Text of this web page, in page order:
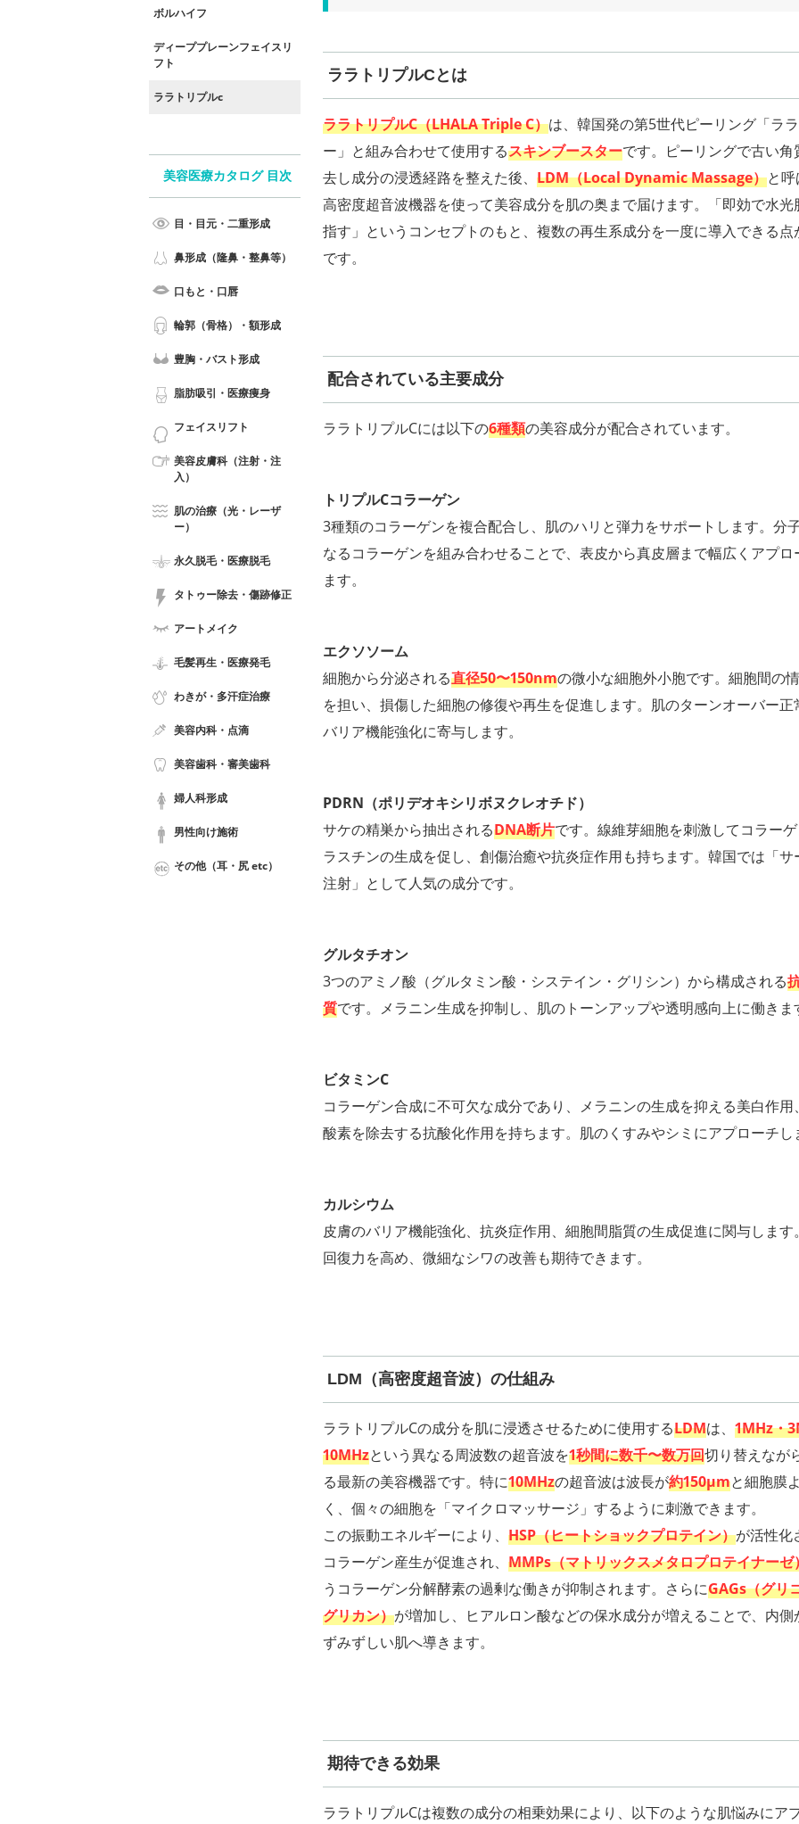
ララトリプルCとは
ララトリプルC（LHALA Triple C）は、韓国発の第5世代ピーリング「ラ
ー」と組み合わせて使用するスキンブースターです。ピーリングで古い角
去し成分の浸透経路を整えた後、 LDM（Local Dynamic Massage）と
高密度超音波機器を使って美容成分を肌の奥まで届けます。「即効で水光
指す」というコンセプトのもと、複数の再生系成分を一度に導入できる点
です。
配合されている主要成分
ララトリプルCには以下の6種類の美容成分が配合されています。
トリプルCコラーゲン
3種類のコラーゲンを複合配合し、肌のハリと弾力をサポートします。分
なるコラーゲンを組み合わせることで、表皮から真皮層まで幅広くアプロ
ます。
エクソソーム
細胞から分泌される直径50〜150nmの微小な細胞外小胞です。細胞間の
を担い、損傷した細胞の修復や再生を促進します。肌のターンオーバー正
バリア機能強化に寄与します。
PDRN（ポリデオキシリボヌクレオチド）
サケの精巣から抽出されるDNA断片です。線維芽細胞を刺激してコラー
ラスチンの生成を促し、創傷治癒や抗炎症作用も持ちます。韓国では「サ
注射」として人気の成分です。
グルタチオン
3つのアミノ酸（グルタミン酸・システイン・グリシン）から構成される
質です。メラニン生成を抑制し、肌のトーンアップや透明感向上に働きま
ビタミンC
コラーゲン合成に不可欠な成分であり、メラニンの生成を抑える美白作用
酸素を除去する抗酸化作用を持ちます。肌のくすみやシミにアプローチし
カルシウム
皮膚のバリア機能強化、抗炎症作用、細胞間脂質の生成促進に関与します
回復力を高め、微細なシワの改善も期待できます。
LDM（高密度超音波）の仕組み
ララトリプルCの成分を肌に浸透させるために使用するLDMは、 1MHz・
10MHzという異なる周波数の超音波を1秒間に数千〜数万回切り替えなが
る最新の美容機器です。特に10MHzの超音波は波長が約150μmと細胞膜
く、個々の細胞を「マイクロマッサージ」するように刺激できます。
この振動エネルギーにより、 HSP（ヒートショックプロテイン）が活性化
コラーゲン産生が促進され、 MMPs（マトリックスメタロプロテイナーゼ
うコラーゲン分解酵素の過剰な働きが抑制されます。さらにGAGs（グリ
グリカン）が増加し、ヒアルロン酸などの保水成分が増えることで、内側
ずみずしい肌へ導きます。
期待できる効果
ララトリプルCは複数の成分の相乗効果により、以下のような肌悩みにア
ボルハイフ
ディーププレーンフェイスリ
フト
ララトリプルc
美容医療カタログ 目次
目・目元・二重形成
鼻形成（隆鼻・整鼻等）
口もと・口唇
輪郭（骨格）・額形成
豊胸・バスト形成
脂肪吸引・医療痩身
フェイスリフト
美容皮膚科（注射・注
入）
肌の治療（光・レーザ
ー）
永久脱毛・医療脱毛
タトゥー除去・傷跡修正
アートメイク
毛髪再生・医療発毛
わきが・多汗症治療
美容内科・点滴
美容歯科・審美歯科
婦人科形成
男性向け施術
その他（耳・尻 etc）